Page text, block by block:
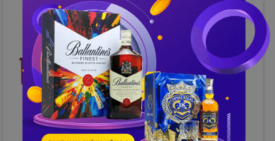
910.000₫
890.000 ₫
910.000 ₫
890.000₫
-1%